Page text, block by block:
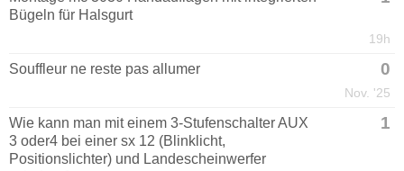
Bügeln für Halsgurt
19h
Souffleur ne reste pas allumer 0
Nov. '25
Wie kann man mit einem 3-Stufenschalter AUX
3 oder4 bei einer sx 12 (Blinklicht,
Positionslichter) und Landescheinwerfer
1